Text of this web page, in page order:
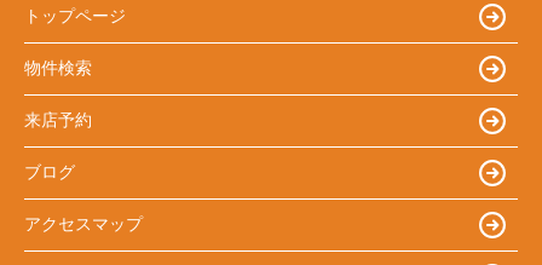
トップページ
物件検索
来店予約
ブログ
アクセスマップ